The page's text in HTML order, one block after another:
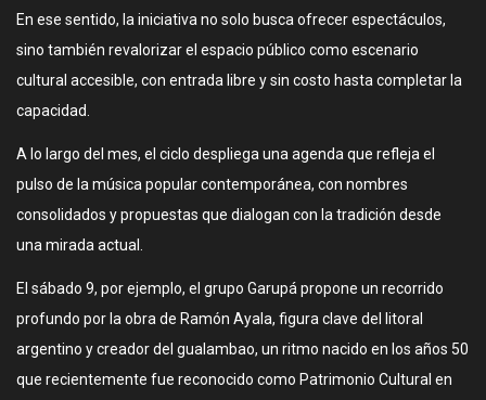
En ese sentido, la iniciativa no solo busca ofrecer espectáculos,
sino también revalorizar el espacio público como escenario
cultural accesible, con entrada libre y sin costo hasta completar la
capacidad.
A lo largo del mes, el ciclo despliega una agenda que refleja el
pulso de la música popular contemporánea, con nombres
consolidados y propuestas que dialogan con la tradición desde
una mirada actual.
El sábado 9, por ejemplo, el grupo Garupá propone un recorrido
profundo por la obra de Ramón Ayala, figura clave del litoral
argentino y creador del gualambao, un ritmo nacido en los años 50
que recientemente fue reconocido como Patrimonio Cultural en